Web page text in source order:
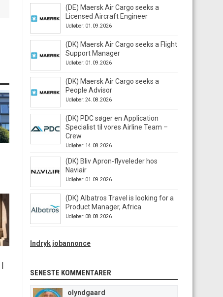
|
(DE) Maersk Air Cargo seeks a
Licensed Aircraft Engineer
Udløber: 01.09.2026
(DK) Maersk Air Cargo seeks a Flight
Support Manager
Udløber: 01.09.2026
(DK) Maersk Air Cargo seeks a
People Advisor
Udløber: 24.08.2026
(DK) PDC søger en Application
Specialist til vores Airline Team –
Crew
Udløber: 14.08.2026
(DK) Bliv Apron-flyveleder hos
Naviair
Udløber: 01.09.2026
(DK) Albatros Travel is looking for a
Product Manager, Africa
Udløber: 08.08.2026
Indryk jobannonce
SENESTE KOMMENTARER
olyndgaard